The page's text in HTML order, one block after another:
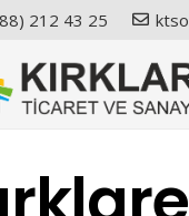
212 43 25